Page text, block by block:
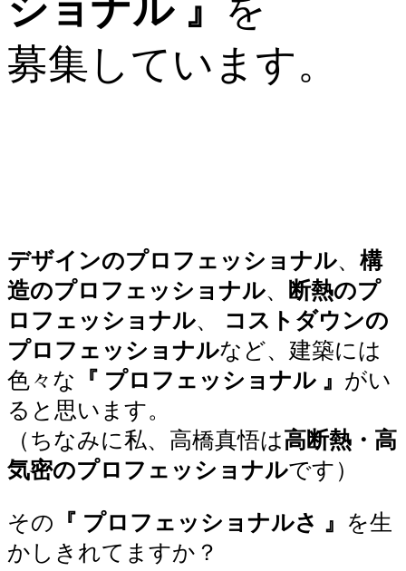
ショナル 』 を
募集しています。
デザインのプロフェッショナル、 構
造のプロフェッショナル、
断熱のプ
ロフェッショナル、
コストダウンの
プロフェッショナルなど、建築には
色々な
『 プロフェッショナル 』 がい
ると思います。
（ちなみに私、高橋真悟は高断熱・高
気密のプロフェッショナルです）
その 『 プロフェッショナルさ 』
を生
かしきれてますか？